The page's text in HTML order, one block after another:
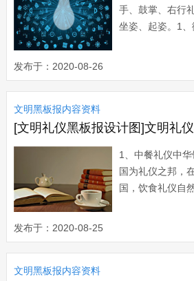
手、鼓掌、右行
坐姿、起姿。1
鞠躬：是下级对
对群体的礼节。
正、双目注视对
上部向前倾斜自
头眼...
发布于：2020-08-26
文明黑板报内容资料
[文明礼仪黑板报设计图]文明礼
1、中餐礼仪中
国为礼仪之邦，
国，饮食礼仪自
于周公，千百年
有“孟光接了梁
是终于形成今天
发布于：2020-08-25
文明黑板报内容资料